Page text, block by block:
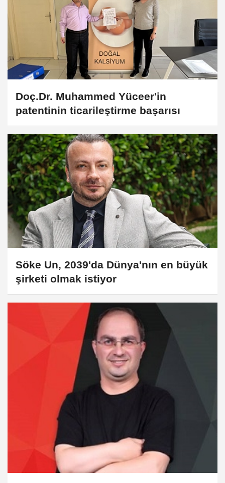
Doç.Dr. Muhammed Yüceer'in
patentinin ticarileştirme başarısı
Söke Un, 2039'da Dünya'nın en büyük
şirketi olmak istiyor